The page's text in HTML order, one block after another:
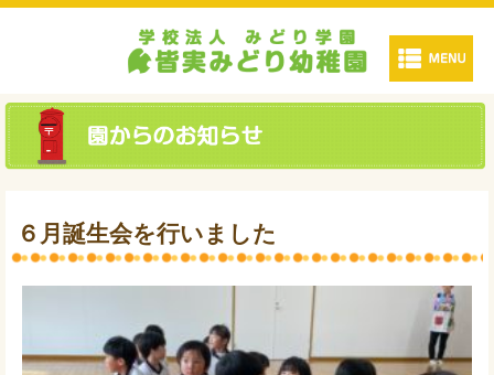
６月誕生会を行いました